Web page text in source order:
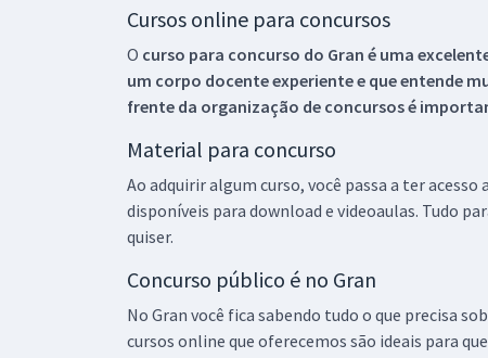
Cursos online para concursos
O curso para concurso do Gran é uma
um corpo docente experiente e que entende
frente da organização de concursos é
Material para concurso
Ao adquirir algum curso, você passa a ter
disponíveis para download e videoaulas. Tudo
quiser.
Concurso público é no Gran
No Gran você fica sabendo tudo o que precisa
cursos online que oferecemos são ideais para